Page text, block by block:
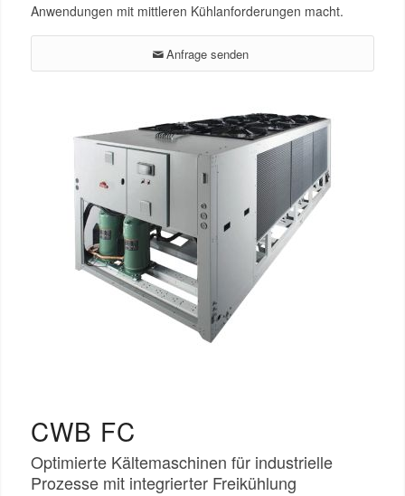
Anwendungen mit mittleren Kühlanforderungen macht​.
Anfrage senden
CWB FC
Optimierte Kältemaschinen für industrielle
Prozesse mit integrierter Freikühlung